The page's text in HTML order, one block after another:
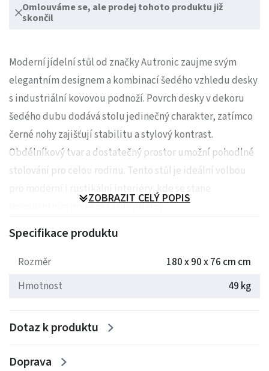
Omlouváme se, ale prodej tohoto produktu již
skončil
Moderní jídelní stůl od značky Autronic zaujme svým
elegantním designem a kombinací šedého vzhledu desky
s industriální kovovou podnoží. Povrch desky v dekoru
šedého dubu dodává stolu jedinečný charakter, zatímco
černé nohy zajišťují stabilitu a stylový kontrast.
Obdélníkový tvar a dostatečný prostor umožní pohodlné
stolování pro celou rodinu. Tento stůl je ideální volbou
pro moderní i rustikální interiéry, kde se stane
dominantním prvkem každé jídelny.
Hmotnost: 49 kg
ZOBRAZIT CELÝ POPIS
Specifikace produktu
Rozměr
180 x 90 x 76 cm cm
Hmotnost
49 kg
Dotaz k produktu
Doprava